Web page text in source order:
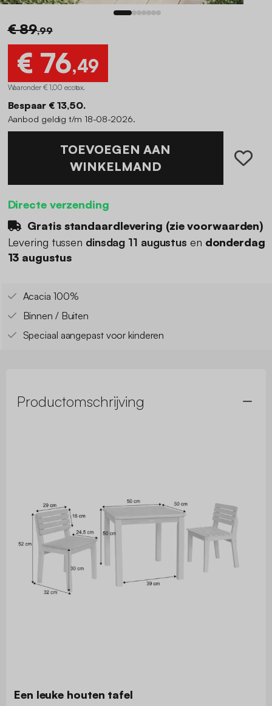
€ 89,99
€ 76,49
Waaronder € 1,00 ecotax.
Bespaar € 13,50.
Aanbod geldig t/m 18-08-2026.
TOEVOEGEN AAN
WINKELMAND
Directe verzending
Gratis standaardlevering (zie voorwaarden)
Levering tussen dinsdag 11 augustus en donderdag
13 augustus
Acacia 100%
Binnen / Buiten
Speciaal aangepast voor kinderen
Productomschrijving
Een leuke houten tafel